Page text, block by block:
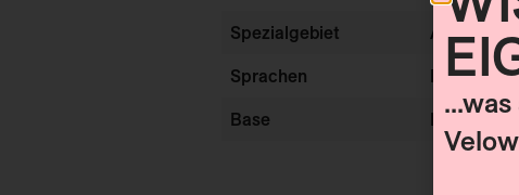
Spezialgebiet
Sprachen
DE, EN
Base
Innsbruck,